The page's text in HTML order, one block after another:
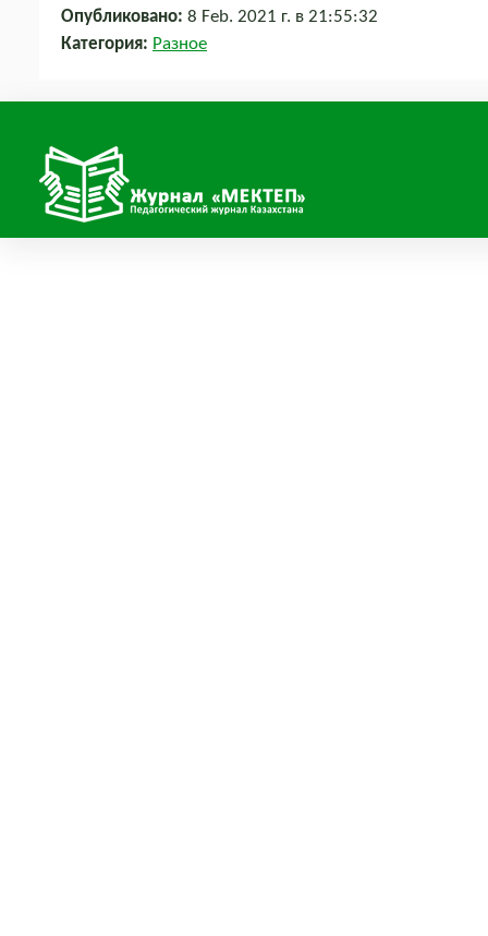
Опубликовано: 8 Feb. 2021 г. в 21:55:32
Категория: Разное